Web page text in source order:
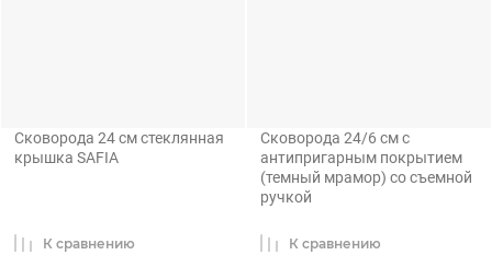
Сковорода 24 см стеклянная
крышка SAFIA
К сравнению
Сковорода 24/6 см с
антипригарным покрытием
(темный мрамор) со съемной
ручкой
К сравнению